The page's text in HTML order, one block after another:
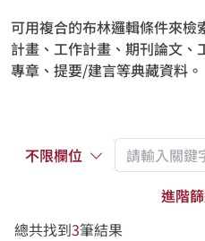
可用複合的布林邏輯條件來檢
計畫、工作計畫、期刊論文、
專章、提要/建言等典藏資料。
不限欄位
進階
總共找到3筆結果